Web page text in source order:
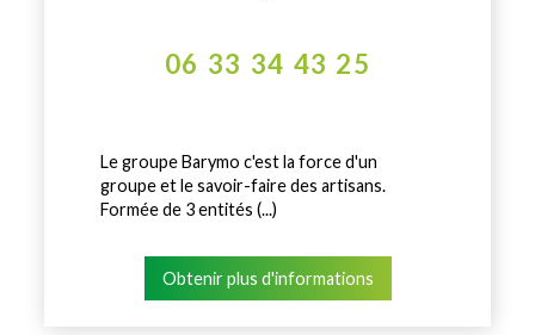
06 33 34 43 25
Le groupe Barymo c'est la force d'un
groupe et le savoir-faire des artisans.
Formée de 3 entités (...)
Obtenir plus d'informations